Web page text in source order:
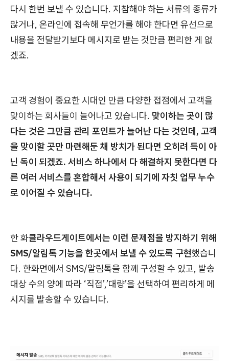
다시 한번 보낼 수 있습니다. 지참해야 하는 서류의 종류가
많거나, 온라인에 접속해 무언가를 해야 한다면 유선으로
내용을 전달받기보다 메시지로 받는 것만큼 편리한 게 없
겠죠.
고객 경험이 중요한 시대인 만큼 다양한 접점에서 고객을
맞이하는 회사들이 늘어나고 있습니다. 맞이하는 곳이 많
다는 것은 그만큼 관리 포인트가 늘어난 다는 것인데, 고객
을 맞이할 곳만 마련해둔 채 방치가 된다면 오히려 득이 아
닌 독이 되겠죠. 서비스 하나에서 다 해결하지 못한다면 다
른 여러 서비스를 혼합해서 사용이 되기에 자칫 업무 누수
로 이어질 수 있습니다.
한 화클라우드게이트에서는 이런 문제점을 방지하기 위해
SMS/알림톡 기능을 한곳에서 보낼 수 있도록 구현했습니
다. 한화면에서 SMS/알림톡을 함께 구성할 수 있고, 발송
대상 수의 양에 따라 ‘직접’,’대량’을 선택하여 편리하게 메
시지를 발송할 수 있습니다.